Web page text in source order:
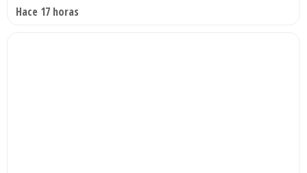
Hace 17 horas